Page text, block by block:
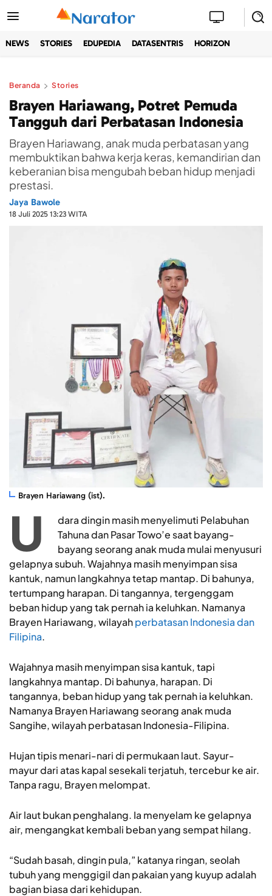
NEWS STORIES EDUPEDIA DATASENTRIS HORIZON
Beranda Stories
Brayen Hariawang, Potret Pemuda
Tangguh dari Perbatasan Indonesia
Brayen Hariawang, anak muda perbatasan yang
membuktikan bahwa kerja keras, kemandirian dan
keberanian bisa mengubah beban hidup menjadi
prestasi.
Jaya Bawole
18 Juli 2025 13:23 WITA
Brayen Hariawang (ist).
U
dara dingin masih menyelimuti Pelabuhan
Tahuna dan Pasar Towo’e saat bayang-
bayang seorang anak muda mulai menyusuri
gelapnya subuh. Wajahnya masih menyimpan sisa
kantuk, namun langkahnya tetap mantap. Di bahunya,
tertumpang harapan. Di tangannya, tergenggam
beban hidup yang tak pernah ia keluhkan. Namanya
Brayen Hariawang, wilayahperbatasan Indonesia dan
Filipina.
Wajahnya masih menyimpan sisa kantuk, tapi
langkahnya mantap. Di bahunya, harapan. Di
tangannya, beban hidup yang tak pernah ia keluhkan.
Namanya Brayen Hariawang seorang anak muda
Sangihe, wilayah perbatasan Indonesia-Filipina.
Hujan tipis menari-nari di permukaan laut. Sayur-
mayur dari atas kapal sesekali terjatuh, tercebur ke air.
Tanpa ragu, Brayen melompat.
Air laut bukan penghalang. Ia menyelam ke gelapnya
air, mengangkat kembali beban yang sempat hilang.
“Sudah basah, dingin pula,” katanya ringan, seolah
tubuh yang menggigil dan pakaian yang kuyup adalah
bagian biasa dari kehidupan.